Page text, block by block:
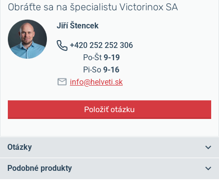
Obráťte sa na špecialistu Victorinox SA
Jiří Štencek
+420 252 252 306
Po-Št 9-19
Pi-So 9-16
info@helveti.sk
Položiť otázku
Otázky
Máte otázku? Zanechajte nám komentár
Podobné produkty